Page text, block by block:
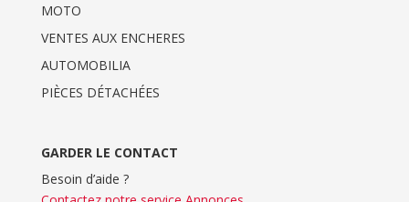
MOTO
VENTES AUX ENCHERES
AUTOMOBILIA
PIÈCES DÉTACHÉES
GARDER LE CONTACT
Besoin d’aide ?